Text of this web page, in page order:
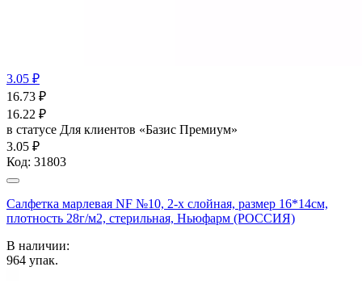
3.05 ₽
16.73 ₽
16.22 ₽
в статусе Для клиентов «Базис Премиум»
3.05 ₽
Код: 31803
Салфетка марлевая NF №10, 2-х слойная, размер 16*14см,
плотность 28г/м2, стерильная, Ньюфарм (РОССИЯ)
В наличии:
964 упак.